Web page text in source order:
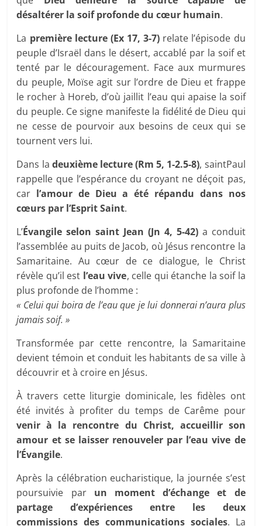
désaltérer la soif profonde du cœur humain.
La première lecture (Ex 17, 3-7) relate l’épisode du
peuple d’Israël dans le désert, accablé par la soif et
tenté par le découragement. Face aux murmures
du peuple, Moïse agit sur l’ordre de Dieu et frappe
le rocher à Horeb, d’où jaillit l’eau qui apaise la soif
du peuple. Ce signe manifeste la fidélité de Dieu qui
ne cesse de pourvoir aux besoins de ceux qui se
tournent vers lui.
Dans la deuxième lecture (Rm 5, 1-2.5-8), saintPaul
rappelle que l’espérance du croyant ne déçoit pas,
car l’amour de Dieu a été répandu dans nos
cœurs par l’Esprit Saint.
L’Évangile selon saint Jean (Jn 4, 5-42)a conduit
l’assemblée au puits de Jacob, où Jésus rencontre la
Samaritaine. Au cœur de ce dialogue, le Christ
révèle qu’il est l’eau vive, celle qui étanche la soif la
plus profonde de l’homme :
« Celui qui boira de l’eau que je lui donnerai n’aura plus
jamais soif. »
Transformée par cette rencontre, la Samaritaine
devient témoin et conduit les habitants de sa ville à
découvrir et à croire en Jésus.
À travers cette liturgie dominicale, les fidèles ont
été invités à profiter du temps de Carême pour
venir à la rencontre du Christ, accueillir son
amour et se laisser renouveler par l’eau vive de
l’Évangile.
Après la célébration eucharistique, la journée s’est
poursuivie par un moment d’échange et de
partage d’expériences entre les deux
commissions des communications sociales. La